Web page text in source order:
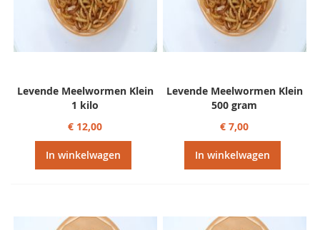
Levende Meelwormen Klein
1 kilo
€ 12,00
In winkelwagen
Levende Meelwormen Klein
500 gram
€ 7,00
In winkelwagen